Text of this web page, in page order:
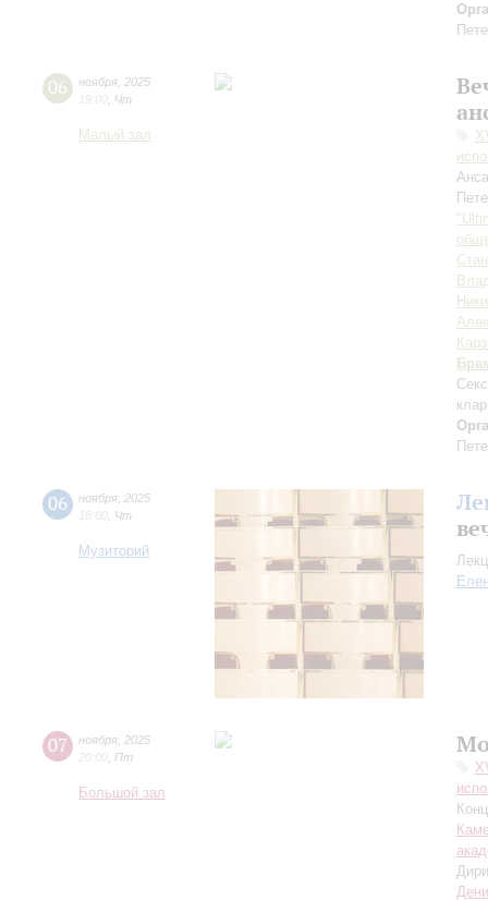
06 ноября 2025
19:00 Чт
Малый зал
06 ноября 2025
18:00 Чт
Музиторий
07 ноября 2025
20:00 Пт
Большой зал